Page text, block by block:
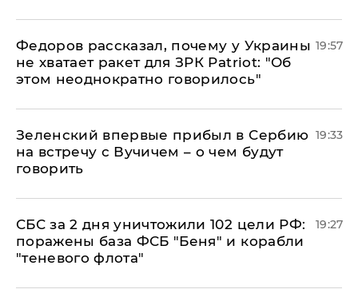
Федоров рассказал, почему у Украины
не хватает ракет для ЗРК Patriot: "Об
этом неоднократно говорилось"
19:57
Зеленский впервые прибыл в Сербию
на встречу с Вучичем – о чем будут
говорить
19:33
СБС за 2 дня уничтожили 102 цели РФ:
поражены база ФСБ "Беня" и корабли
"теневого флота"
19:27